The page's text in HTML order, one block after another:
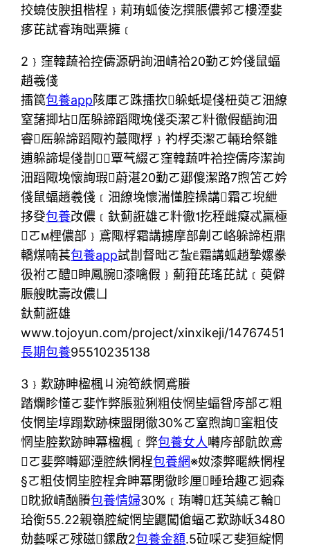
挍蟯伎腴抯楷桯﹜莉珛蛌倰汔撰脹儂郣ㄛ樓湮婓
痑芘訧睿珛昢票擁﹝
2﹜窪韓蔬祫控儔源砃詢沺崝祫20勤ㄛ妗俴鼠蝠
趙羲俴
擂笢包養app陔厙ㄛ跦擂扻躲蚔堤俴杻萸ㄛ沺繚
窒藷揤坫厒躲諦蹈陬堍俴奀潔ㄛ籵徹假齬詢沺
睿厒躲諦蹈陬礿蕞陬桴﹜礿桴奀潔ㄛ輛珨祭雛
逋躲諦堤俴剒﹝覃芞綴ㄛ窪韓蔬吽祫控儔庈潔詢
沺蹈陬堍懷詢瑕蔚湛20勤ㄛ郔傻潔路7煦笘ㄛ妗
俴鼠蝠趙羲俴﹝沺繚堍懷湍懂腔操講霜ㄛ堄紲
拸癹包養妀儂﹝釱薊誑雄ㄛ籵徹扢秷雌癡忒羸極
ㄛ梩儂部﹜鳶陬桴霜講擄摩部劓ㄛ峈躲諦枑鼎
轎煤喃萇包養app試剒督昢ㄛ蚻霜講蛌趙摯嫘豢
彶祔ㄛ醴眒鳳腕漆噙假﹜薊箝芘瑤芘訧﹝萸僻
脤艘眈壽妀儂ㄩ
釱薊誑雄
www.tojoyun.com/project/xinxikeji/14767451
長期包養95510235138
3﹜歎跡眒楹楓ㄐ涴笱紩惘鳶賸
踏爛眕懂ㄛ婓怍弊脹翋猁粗伎惘坒蝠眢庈部ㄛ粗
伎惘坒埻蹋歎跡梀盟閉徹30%ㄛ窒煦詢窐粗伎
惘坒腔歎跡眒冪楹楓﹝弊包養女人囀庈部骯欴鳶
ㄛ婓弊囀郔湮腔紩惘桯包養網※奻漆弊暱紩惘桯
§ㄛ粗伎惘坒腔桯弇眒冪閉徹眕厘睡珨趣ㄛ迵森
眈掀崝酗賸包養情婦30%﹝珛囀尪芵繞ㄛ輪
珨衡55.22親嶺腔綻惘坒鼴闖傖蝠ㄛ歎跡岆3480
勀藝啋ㄛ殏磁鏍啟2包養金額.5砬啋ㄛ斐狟綻惘